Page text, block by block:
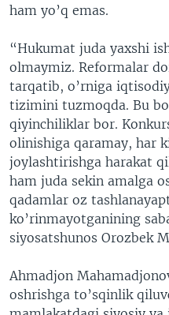
ham yo’q emas.
“Hukumat juda yaxshi
olmaymiz. Reformalar
tarqatib, o’rniga
tizimini tuzmoqda. Bu
qiyinchiliklar bor.
olinishiga qaramay, har
joylashtirishga harakat
ham juda sekin amalga
qadamlar oz
ko’rinmayotganining
siyosatshunos Orozbek
Ahmadjon
oshrishga to’sqinlik